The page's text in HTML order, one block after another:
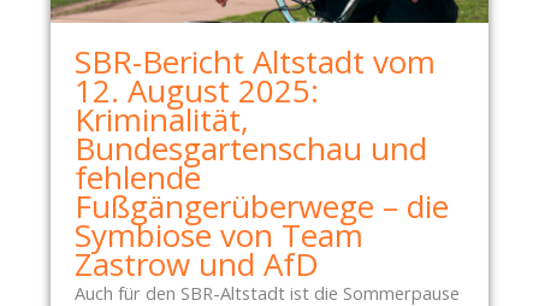
E
N
B
A
H
SBR-Bericht Altstadt vom
12. August 2025:
Kriminalität,
Bundesgartenschau und
fehlende
Fußgängerüberwege – die
Symbiose von Team
Zastrow und AfD
Auch für den SBR-Altstadt ist die Sommerpause